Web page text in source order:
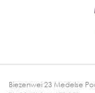
Biezenwei 23 Medelse